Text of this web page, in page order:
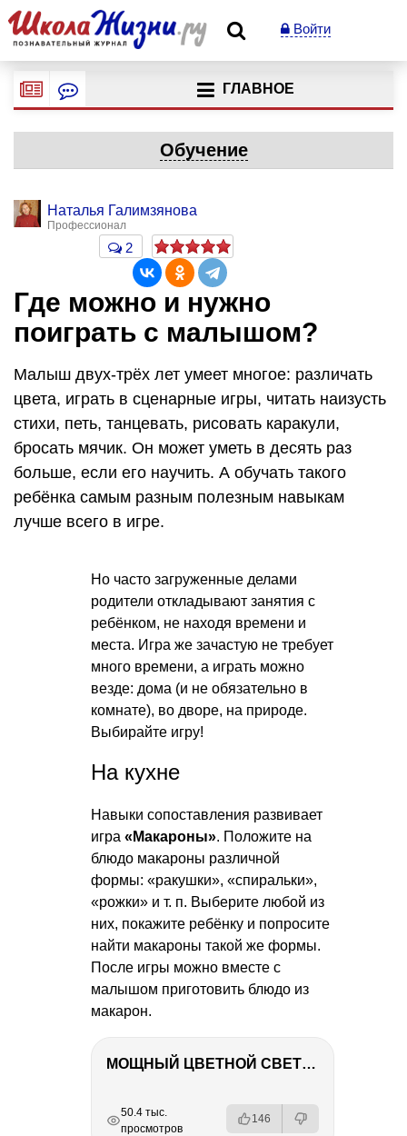
Войти
ГЛАВНОЕ
Обучение
Наталья Галимзянова
Профессионал
2
Где можно и нужно
поиграть с малышом?
Малыш двух-трёх лет умеет многое: различать
цвета, играть в сценарные игры, читать наизусть
стихи, петь, танцевать, рисовать каракули,
бросать мячик. Он может уметь в десять раз
больше, если его научить. А обучать такого
ребёнка самым разным полезным навыкам
лучше всего в игре.
Но часто загруженные делами
родители откладывают занятия с
ребёнком, не находя времени и
места. Игра же зачастую не требует
много времени, а играть можно
везде: дома (и не обязательно в
комнате), во дворе, на природе.
Выбирайте игру!
На кухне
Навыки сопоставления развивает
игра «Макароны». Положите на
блюдо макароны различной
формы: «ракушки», «спиральки»,
«рожки» и т. п. Выберите любой из
них, покажите ребёнку и попросите
найти макароны такой же формы.
После игры можно вместе с
малышом приготовить блюдо из
макарон.
МОЩНЫЙ ЦВЕТНОЙ СВЕТ – NANLITE FC-500C
РЕКЛАМА
РЕКЛАМА
РЕКЛАМА
РЕКЛАМА
50.4 тыс.
просмотров
146